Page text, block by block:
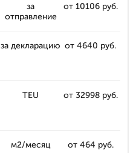
за
отправление
от 10106 руб.
за декларацию от 4640 руб.
TEU от 32998 руб.
м2/месяц от 464 руб.